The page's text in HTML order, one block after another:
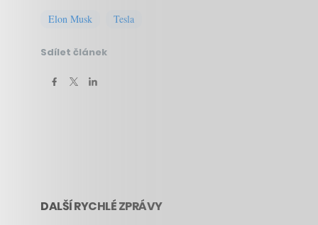
Elon Musk Tesla
Sdílet článek
DALŠÍ RYCHLÉ ZPRÁVY